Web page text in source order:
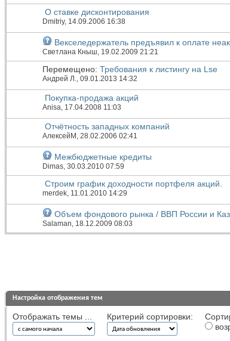
О ставке дисконтирования
Dmitriy, 14.09.2006 16:38
Векселедержатель предъявил к оплате
Светлана Кныш, 19.02.2009 21:21
Перемещено: Требования к листингу на Lse
Андрей Л., 09.01.2013 14:32
Покупка-продажа акций
Anisa, 17.04.2008 11:03
Отчётность западных компаний
АлексейМ , 28.02.2006 02:41
Межбюджетные кредиты
Dimas, 30.03.2010 07:59
Строим график доходности портфеля акций.
merdek, 11.01.2010 14:29
Объем фондового рынка / ВВП России и
Salaman, 18.12.2009 08:03
Настройка отображения тем
Отображать темы ... Критерий сортировки: